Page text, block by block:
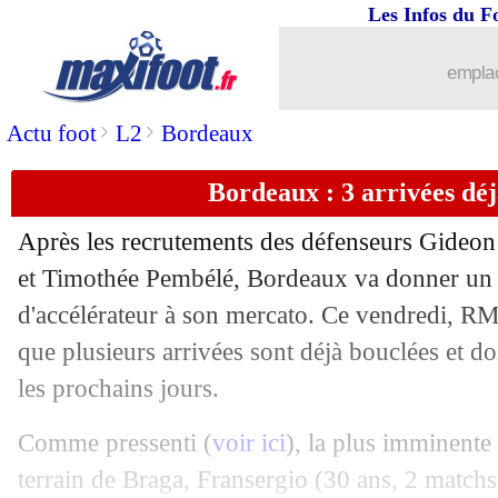
Actu foot> L2 > Bordeaux
Les Infos du
Bordeaux : 3 arrivées
Après les recrutements des défenseurs
et Timothée Pembélé, Bordeaux va donner
d'accélérateur à son mercato. Ce vendredi,
que plusieurs arrivées sont déjà bouclées et
les prochains jours.
Comme pressenti (voir ici), la plus
terrain de Braga, Fransergio (30 ans, 2
: Bordeaux fixe le prix de Hwang
20/08 PHOTOS: un maillot Bob Marley
20/08 Barça: Koeman "très déçu" pour
20/08 OM: Sampaoli attend encore des
Elche : l'OM confirme pour
20/08 Real: la fierté de Benzema
OM: Lirola, Benedetto, Sampaoli ne